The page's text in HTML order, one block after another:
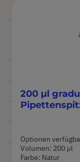
200 µl
Optionen
Volumen: 200 µl
Farbe: Natur